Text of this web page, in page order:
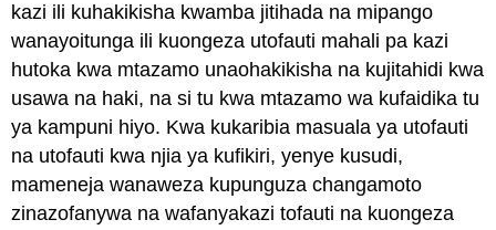
kazi ili kuhakikisha kwamba jitihada na mipango
wanayoitunga ili kuongeza utofauti mahali pa kazi
hutoka kwa mtazamo unaohakikisha na kujitahidi kwa
usawa na haki, na si tu kwa mtazamo wa kufaidika tu
ya kampuni hiyo. Kwa kukaribia masuala ya utofauti
na utofauti kwa njia ya kufikiri, yenye kusudi,
mameneja wanaweza kupunguza changamoto
zinazofanywa na wafanyakazi tofauti na kuongeza